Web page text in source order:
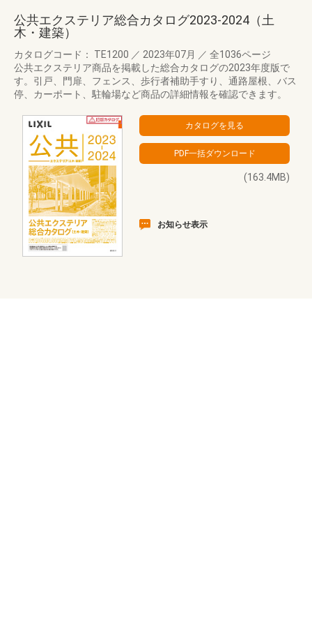
公共エクステリア総合カタログ2023-2024（土
木・建築）
カタログコード： TE1200 ／ 2023年07月 ／ 全1036ページ
公共エクステリア商品を掲載した総合カタログの2023年度版で
す。引戸、門扉、フェンス、歩行者補助手すり、通路屋根、バス
停、カーポート、駐輪場など商品の詳細情報を確認できます。
(163.4MB)
お知らせ表示